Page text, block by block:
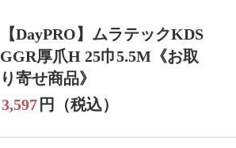
【DayPRO】ムラテックKDS
GGR厚爪H 25巾5.5M《お取
り寄せ商品》
3,597 円（税込）